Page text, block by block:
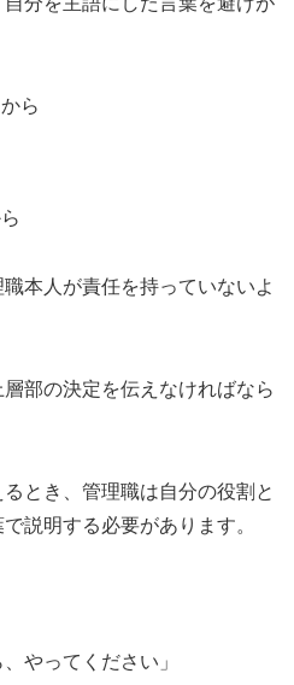
ら
本人が責任を持っていないよ
部の決定を伝えなければなら
とき、管理職は自分の役割と
説明する必要があります。
やってください」